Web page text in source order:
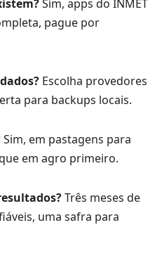
Sim, apps do INMET
pague por
Escolha provedores
para backups locais.
Sim, em pastagens para
em agro primeiro.
Três meses de
uma safra para